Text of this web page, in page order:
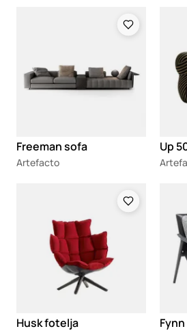
Freeman sofa
Artefacto
Up
Husk fotelja